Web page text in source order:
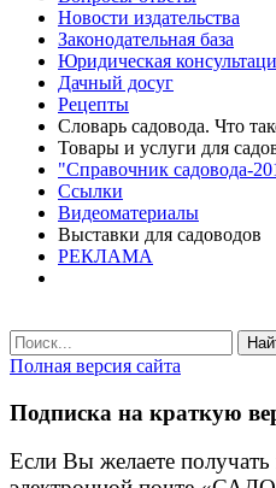
Новости издательства
Законодательная база
Юридическая
Дачный досуг
Рецепты
Словарь садовода. Что
Товары и услуги для
"Справочник садовода-
Ссылки
Видеоматериалы
Выставки для садоводов
РЕКЛАМА
Полная версия сайта
Подписка на краткую
Если Вы желаете